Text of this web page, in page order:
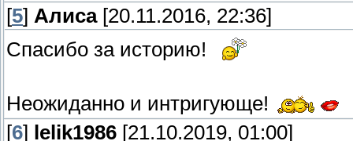
[5] Алиса[20.11.2016, 22:36]
Спасибо за историю!
Неожиданно и интригующе!
[6] lelik1986 [21.10.2019, 01:00]